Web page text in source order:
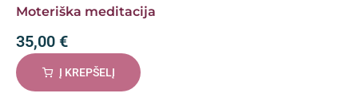
Moteriška meditacija
35,00 €
Į KREPŠELĮ